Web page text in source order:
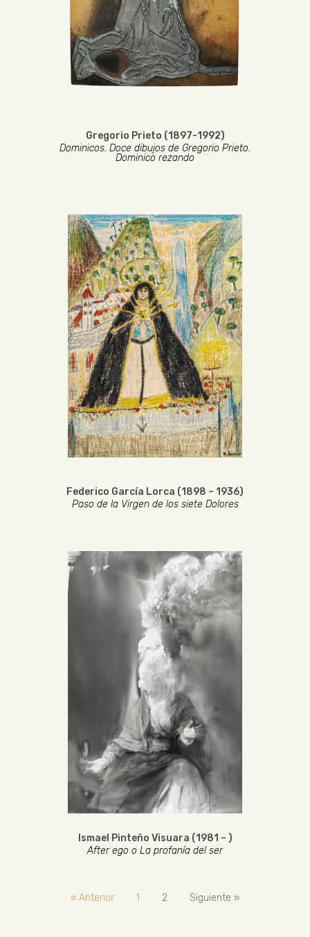
Gregorio Prieto (1897-1992)
Dominicos. Doce dibujos de Gregorio Prieto.
Dominico rezando
Federico García Lorca (1898 – 1936)
Paso de la Virgen de los siete Dolores
Ismael Pinteño Visuara (1981 – )
After ego o La profanía del ser
« Anterior 1 2 Siguiente »